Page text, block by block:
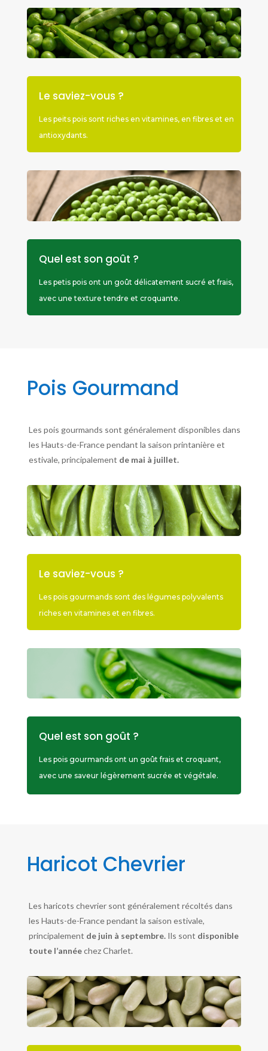
Le saviez-vous ?
Les peits pois sont riches en vitamines, en fibres et en
antioxydants.
Quel est son goût ?
Les petis pois ont un goût délicatement sucré et frais,
avec une texture tendre et croquante.
Pois Gourmand
Les pois gourmands sont généralement disponibles dans
les Hauts-de-France pendant la saison printanière et
estivale, principalement de mai à juillet.
Le saviez-vous ?
Les pois gourmands sont des légumes polyvalents
riches en vitamines et en fibres.
Quel est son goût ?
Les pois gourmands ont un goût frais et croquant,
avec une saveur légèrement sucrée et végétale.
Haricot Chevrier
Les haricots chevrier sont généralement récoltés dans
les Hauts-de-France pendant la saison estivale,
principalement de juin à septembre. Ils sont disponible
toute l’annéechez Charlet.